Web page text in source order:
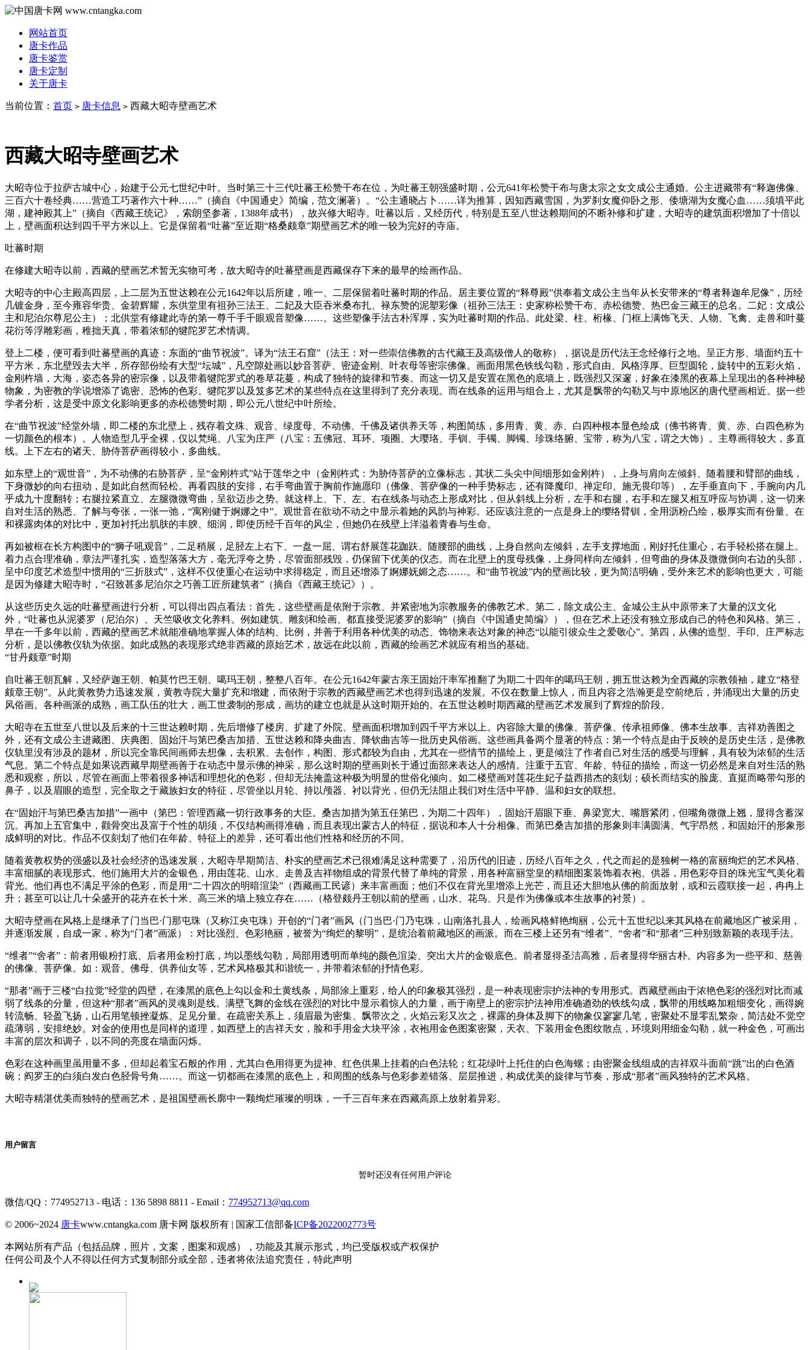
网站首页
唐卡作品
唐卡鉴赏
唐卡定制
关于唐卡
当前位置： 首页 > 唐卡信息 > 西藏大昭寺壁画艺术
西藏大昭寺壁画艺术
大昭寺位于拉萨古城中心，始建于公元七世纪中叶。当时第三十三代吐蕃王松赞干布在位，为吐蕃王朝强盛时期，公元641年松赞干布与唐太宗之女文成公主通婚。公主进藏带有“释迦佛像、
三百六十卷经典……营造工巧著作六十种……”（摘自《中国通史》简编，范文澜著）。“公主通晓占卜……详为推算，因知西藏雪国，为罗刹女魔仰卧之形、倭塘湖为女魔心血……须填平此
湖，建神殿其上”（摘自《西藏王统记》，索朗坚参著，1388年成书），故兴修大昭寺。吐蕃以后，又经历代，特别是五至八世达赖期间的不断补修和扩建，大昭寺的建筑面积增加了十倍以
上，壁画面积达到四千平方米以上。它是保留着“吐蕃”至近期“格桑颇章”期壁画艺术的唯一较为完好的寺庙。
吐蕃时期
在修建大昭寺以前，西藏的壁画艺术暂无实物可考，故大昭寺的吐蕃壁画是西藏保存下来的最早的绘画作品。
大昭寺的中心主殿高四层，上二层为五世达赖在公元1642年以后所建，唯一、二层保留着吐蕃时期的作品。居主要位置的“释尊殿”供奉着文成公主当年从长安带来的“尊者释迦牟尼像”，历经
几镀金身，至今雍容华贵、金碧辉耀，东供堂里有祖孙三法王、二妃及大臣吞米桑布扎、禄东赞的泥塑彩像（祖孙三法王：史家称松赞干布、赤松德赞、热巴金三藏王的总名。二妃：文成公
主和尼泊尔尊尼公主）；北供堂有修建此寺的第一尊千手千眼观音塑像……。这些塑像手法古朴浑厚，实为吐蕃时期的作品。此处梁、柱、桁椽、门框上满饰飞天、人物、飞禽、走兽和叶蔓
花衍等浮雕彩画，稚拙天真，带着浓郁的犍陀罗艺术情调。
登上二楼，便可看到吐蕃壁画的真迹：东面的“曲节祝波”。译为“法王石窟”（法王：对一些崇信佛教的古代藏王及高级僧人的敬称），据说是历代法王念经修行之地。呈正方形、墙面约五十
平方米，东北壁毁去大半，所存部份绘有大型“坛城”，凡空隙处画以妙音菩萨、密迹金刚、叶衣母等密宗佛像。画面用黑色铁线勾勒，形式自由、风格淳厚。巨型圆轮，旋转中的五彩火焰，
金刚杵墙，大海，姿态各异的密宗像，以及带着犍陀罗式的卷草花蔓，构成了独特的旋律和节奏。而这一切又是安置在黑色的底墙上，既强烈又深邃，好象在漆黑的夜幕上呈现出的各种神秘
物象，为密教的学说增添了诡密、恐怖的色彩。犍陀罗以及笈多艺术的某些特点在这里得到了充分表现。而在线条的运用与组合上，尤其是飘带的勾勒又与中原地区的唐代壁画相近。据一些
学者分析，这是受中原文化影响更多的赤松德赞时期，即公元八世纪中叶所绘。
在“曲节祝波”经堂外墙，即二楼的东北壁上，残存着文殊、观音、绿度母、不动佛、千佛及诸供养天等，构图简练，多用青、黄、赤、白四种根本显色绘成（佛书将青、黄、赤、白四色称为
一切颜色的根本）。人物造型几乎全裸，仅以梵绳、八宝为庄严（八宝：五佛冠、耳环、项圈、大璎珞、手钏、手镯、脚镯、珍珠络腑、宝带，称为八宝，谓之大饰）。主尊画得较大，多直
线。上下左右的诸天、胁侍菩萨画得较小，多曲线。
如东壁上的“观世音”，为不动佛的右胁菩萨，呈“金刚杵式”站于莲华之中（金刚杵式：为胁侍菩萨的立像标志，其状二头尖中间细形如金刚杵），上身与肩向左倾斜、随着腰和臂部的曲线，
下身微妙的向右扭动，是如此自然而轻松。再看四肢的安排，右手弯曲置于胸前作施愿印（佛像、菩萨像的一种手势标志，还有降魔印、禅定印、施无畏印等），左手垂直向下，手腕向内几
乎成九十度翻转；右腿拉紧直立、左腿微微弯曲，呈欲迈步之势。就这样上、下、左、右在线条与动态上形成对比，但从斜线上分析，左手和右腿，右手和左腿又相互呼应与协调，这一切来
自对生活的熟悉、了解与夸张，一张一弛，“寓刚健于婀娜之中”。观世音在欲动不动之中显示着她的风韵与神彩。还应该注意的一点是身上的缨络臂钏，全用沥粉凸绘，极厚实而有份量、在
和裸露肉体的对比中，更加衬托出肌肤的丰腴、细润，即使历经千百年的风尘，但她仍在残壁上洋溢着青春与生命。
再如被框在长方构图中的“狮子吼观音”，二足稍展，足胫左上右下、一盘一屈、谓右舒展莲花跏趺。随腰部的曲线，上身自然向左倾斜，左手支撑地面，刚好托住重心，右手轻松搭在腿上。
着力点合理准确，章法严谨扎实，造型落落大方，毫无浮夸之势，尽管面部残毁，仍保留下优美的仪态。而在北壁上的度母残像，上身同样向左倾斜，但弯曲的身体及微微倒向右边的头部，
呈中印度艺术造型中惯用的“三折肢式”，这样不仅使重心在运动中求得稳定，而且还增添了婀娜妩媚之态……。和“曲节祝波”内的壁画比较，更为简洁明确，受外来艺术的影响也更大，可能
是因为修建大昭寺时，“召致甚多尼泊尔之巧善工匠所建筑者”（摘自《西藏王统记》）。
从这些历史久远的吐蕃壁画进行分析，可以得出四点看法：首先，这些壁画是依附于宗教、并紧密地为宗教服务的佛教艺术。第二，除文成公主、金城公主从中原带来了大量的汉文化
外，“吐蕃也从泥婆罗（尼泊尔）、天竺吸收文化养料。例如建筑、雕刻和绘画、都直接受泥婆罗的影响”（摘自《中国通史简编》），但在艺术上还没有独立形成自己的特色和风格。第三，
早在一千多年以前，西藏的壁画艺术就能准确地掌握人体的结构、比例，并善于利用各种优美的动态、饰物来表达对象的神态“以能引彼众生之爱敬心”。第四，从佛的造型、手印、庄严标志
分析，是以佛教仪轨为依据。如此成熟的表现形式绝非西藏的原始艺术，故远在此以前，西藏的绘画艺术就应有相当的基础。
“甘丹颇章”时期
自吐蕃王朝瓦解，又经萨迦王朝、帕莫竹巴王朝、噶玛王朝，整整八百年。在公元1642年蒙古亲王固始汗率军推翻了为期二十四年的噶玛王朝，拥五世达赖为全西藏的宗教领袖，建立“格登
颇章王朝”。从此黄教势力迅速发展，黄教寺院大量扩充和增建，而依附于宗教的西藏壁画艺术也得到迅速的发展。不仅在数量上惊人，而且内容之浩瀚更是空前绝后，并涌现出大量的历史
风俗画。各种画派的成熟，画工队伍的壮大，画工世袭制的形成，画坊的建立也就是从这时期开始的。在五世达赖时期西藏的壁画艺术发展到了辉煌的阶段。
大昭寺在五世至八世以及后来的十三世达赖时期，先后增修了楼房、扩建了外院、壁画面积增加到四千平方米以上。内容除大量的佛像、菩萨像、传承祖师像、佛本生故事、吉祥劝善图之
外，还有文成公主进藏图、庆典图、固始汗与第巴桑吉加措、五世达赖和降央曲吉、降钦曲吉等一批历史风俗画。这些画具备两个显著的特点：第一个特点是由于反映的是历史生活，是佛教
仪轨里没有涉及的题材，所以完全靠民间画师去想像，去积累、去创作，构图、形式都较为自由，尤其在一些情节的描绘上，更是倾注了作者自己对生活的感受与理解，具有较为浓郁的生活
气息。第二个特点是如果说西藏早期壁画善于在动态中显示佛的神采，那么这时期的壁画则长于通过面部来表达人的感情。注重于五官、年龄、特征的描绘，而这一切必然是来自对生活的熟
悉和观察，所以，尽管在画面上带着很多神话和理想化的色彩，但却无法掩盖这种极为明显的世俗化倾向。如二楼壁画对莲花生妃子益西措杰的刻划；硕长而结实的脸庞、直挺而略带勾形的
鼻子，以及眉眼的造型，完全取之于藏族妇女的特征，尽管坐以月轮、持以颅器、衬以背光，但仍无法阻止我们对生活中平静、温和妇女的联想。
在“固始汗与第巴桑吉加措”一画中（第巴：管理西藏一切行政事务的大臣。桑吉加措为第五任第巴，为期二十四年），固始汗眉眼下垂、鼻梁宽大、嘴唇紧闭，但嘴角微微上翘，显得含蓄深
沉。再加上五官集中，颧骨突出及富于个性的胡须，不仅结构画得准确，而且表现出蒙古人的特征，据说和本人十分相像。而第巴桑吉加措的形象则丰满圆满、气宇昂然，和固始汗的形象形
成鲜明的对比。作品不仅刻划了他们在年龄、特征上的差异，还可看出他们性格和经历的不同。
随着黄教权势的强盛以及社会经济的迅速发展，大昭寺早期简洁、朴实的壁画艺术已很难满足这种需要了，沿历代的旧迹，历经八百年之久，代之而起的是独树一格的富丽绚烂的艺术风格、
丰富细腻的表现形式。他们施用大片的金银色，用由莲花、山水、走兽及吉祥物组成的背景代替了单纯的背景，用各种富丽堂皇的精细图案装饰着衣袍、供器，用色彩夺目的珠光宝气美化着
背光。他们再也不满足平涂的色彩，而是用“二十四次的明暗渲染”（西藏画工民谚）来丰富画面；他们不仅在背光里增添上光芒，而且还大胆地从佛的前面放射，或和云霞联接一起，冉冉上
升；甚至可以让几十朵盛开的花卉在长十米、高三米的墙上独立存在……（格登颇丹王朝以前的壁画，山水、花鸟、只是作为佛像或本生故事的衬景）。
大昭寺壁画在风格上是继承了门当巴·门那屯珠（又称江央屯珠）开创的“门者”画风（门当巴·门乃屯珠，山南洛扎县人，绘画风格鲜艳绚丽，公元十五世纪以来其风格在前藏地区广被采用，
并逐渐发展，自成一家，称为“门者”画派）：对比强烈、色彩艳丽，被誉为“绚烂的黎明”，是统治着前藏地区的画派。而在三楼上还另有“维者”、“舍者”和“那者”三种别致新颖的表现手法。
“维者”“舍者”：前者用银粉打底、后者用金粉打底，均以墨线勾勒，局部用透明而单纯的颜色渲染、突出大片的金银底色。前者显得圣洁高雅，后者显得华丽古朴。内容多为一些平和、慈善
的佛像、菩萨像。如：观音、佛母、供养仙女等，艺术风格极其和谐统一，并带着浓郁的抒情色彩。
“那者”画于三楼“白拉觉”经堂的四壁，在漆黑的底色上勾以金和土黄线条，局部涂上重彩，给人的印象极其强烈，是一种表现密宗护法神的专用形式。西藏壁画由于浓艳色彩的强烈对比而减
弱了线条的分量，但这种“那者”画风的灵魂则是线。满壁飞舞的金线在强烈的对比中显示着惊人的力量，画于南壁上的密宗护法神用准确遒劲的铁线勾成，飘带的用线略加粗细变化，画得婉
转流畅、轻盈飞扬，山石用笔顿挫凝炼、足见分量。在疏密关系上，须眉最为密集、飘带次之，火焰云彩又次之，裸露的身体及脚下的物象仅寥寥几笔，密聚处不显零乱繁杂，简洁处不觉空
疏薄弱，安排绝妙。对金的使用也是同样的道理，如西壁上的吉祥天女，脸和手用金大块平涂，衣袍用金色图案密聚，天衣、下装用金色图纹散点，环境则用细金勾勒，就一种金色，可画出
丰富的层次和调子，以不同的亮度在墙面闪烁。
色彩在这种画里虽用量不多，但却起着宝石般的作用，尤其白色用得更为提神、红色供果上挂着的白色法轮；红花绿叶上托住的白色海螺；由密聚金线组成的吉祥双斗面前“跳”出的白色酒
碗；阎罗王的白须白发白色胫骨号角……。而这一切都画在漆黑的底色上，和周围的线条与色彩参差错落、层层推进，构成优美的旋律与节奏，形成“那者”画风独特的艺术风格。
大昭寺精湛优美而独特的壁画艺术，是祖国壁画长廓中一颗绚烂璀璨的明珠，一千三百年来在西藏高原上放射着异彩。
用户留言
暂时还没有任何用户评论
微信/QQ：774952713 - 电话：136 5898 8811 - Email： 774952713@qq.com
© 2006~2024 唐卡www.cntangka.com 唐卡网 版权所有 | 国家工信部备ICP备2022002773号
本网站所有产品（包括品牌，照片，文案，图案和观感），功能及其展示形式，均已受版权或产权保护
任何公司及个人不得以任何方式复制部分或全部，违者将依法追究责任，特此声明